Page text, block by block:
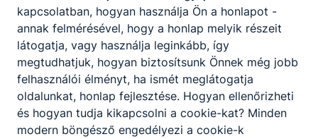
Partnereink
kapcsolatban, hogyan használja Ön a honlapot -
annak felmérésével, hogy a honlap melyik részeit
látogatja, vagy használja leginkább, így
megtudhatjuk, hogyan biztosítsunk Önnek még jobb
felhasználói élményt, ha ismét meglátogatja
oldalunkat, honlap fejlesztése. Hogyan ellenőrizheti
és hogyan tudja kikapcsolni a cookie-kat? Minden
modern böngésző engedélyezi a cookie-k